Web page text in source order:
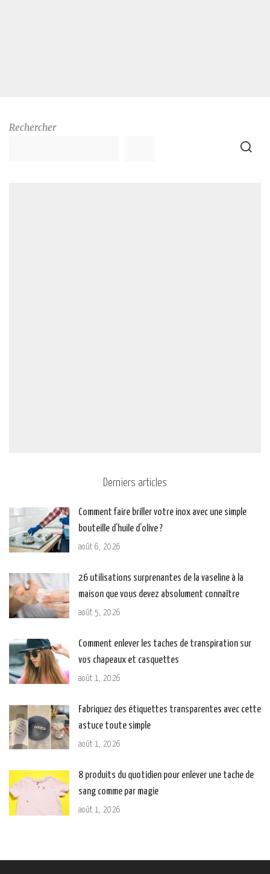
Rechercher
Derniers articles
Comment faire briller votre inox avec une simple
bouteille d’huile d’olive ?
août 6, 2026
26 utilisations surprenantes de la vaseline à la
maison que vous devez absolument connaître
août 5, 2026
Comment enlever les taches de transpiration sur
vos chapeaux et casquettes
août 1, 2026
Fabriquez des étiquettes transparentes avec cette
astuce toute simple
août 1, 2026
8 produits du quotidien pour enlever une tache de
sang comme par magie
août 1, 2026